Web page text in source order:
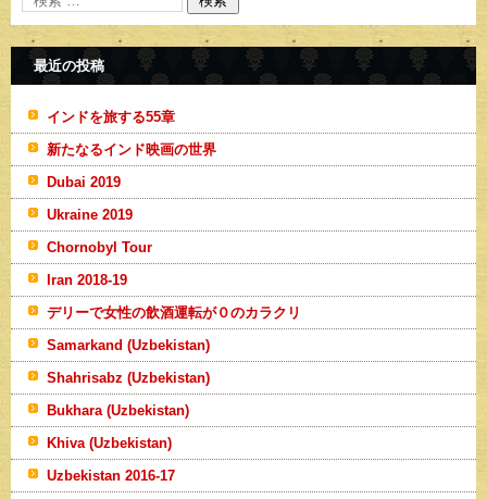
最近の投稿
インドを旅する55章
新たなるインド映画の世界
Dubai 2019
Ukraine 2019
Chornobyl Tour
Iran 2018-19
デリーで女性の飲酒運転が０のカラクリ
Samarkand (Uzbekistan)
Shahrisabz (Uzbekistan)
Bukhara (Uzbekistan)
Khiva (Uzbekistan)
Uzbekistan 2016-17